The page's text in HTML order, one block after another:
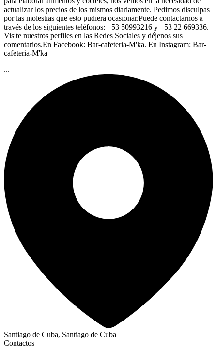
actualizar los precios de los mismos diariamente. Pedimos disculpas
por las molestias que esto pudiera ocasionar.Puede contactarnos a
través de los siguientes teléfonos: +53 50993216 y +53 22 669336.
Visite nuestros perfiles en las Redes Sociales y déjenos sus
comentarios.En Facebook: Bar-cafeteria-M'ka. En Instagram: Bar-
cafeteria-M'ka
...
Santiago de Cuba, Santiago de Cuba
Contactos